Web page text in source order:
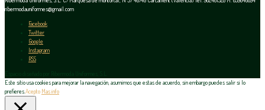
ribermodauniformes@gmail.com
Facebook
Twitter
Google
Instagram
RSS
Este sitio usa cookies para mejorar la navegación, asumimos que estas de acuerdo, sin embargo puedes salir si lo
prefieres.Acepto Mas info